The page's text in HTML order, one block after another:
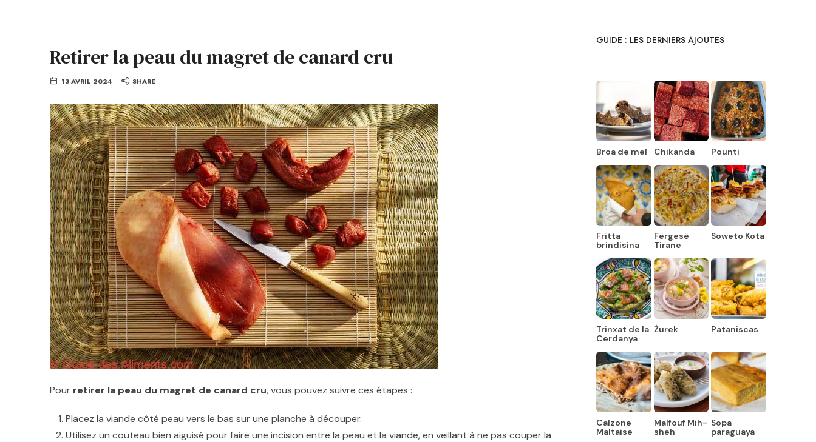
Retirer la peau du magret de canard cru
13 AVRIL 2024 SHARE
Pour retirer la peau du magret de canard cru, vous pouvez suivre ces étapes :
Placez la viande côté peau vers le bas sur une planche à découper.
Utilisez un couteau bien aiguisé pour faire une incision entre la peau et la viande, en veillant à ne pas couper la
GUIDE : LES DERNIERS AJOUTES
Broa de mel Chikanda Pounti
Fritta
brindisina
Fërgesë
Tirane
Soweto Kota
Trinxat de la
Cerdanya
Żurek Pataniscas
Calzone
Maltaise
Malfouf Mih-
sheh
Sopa
paraguaya